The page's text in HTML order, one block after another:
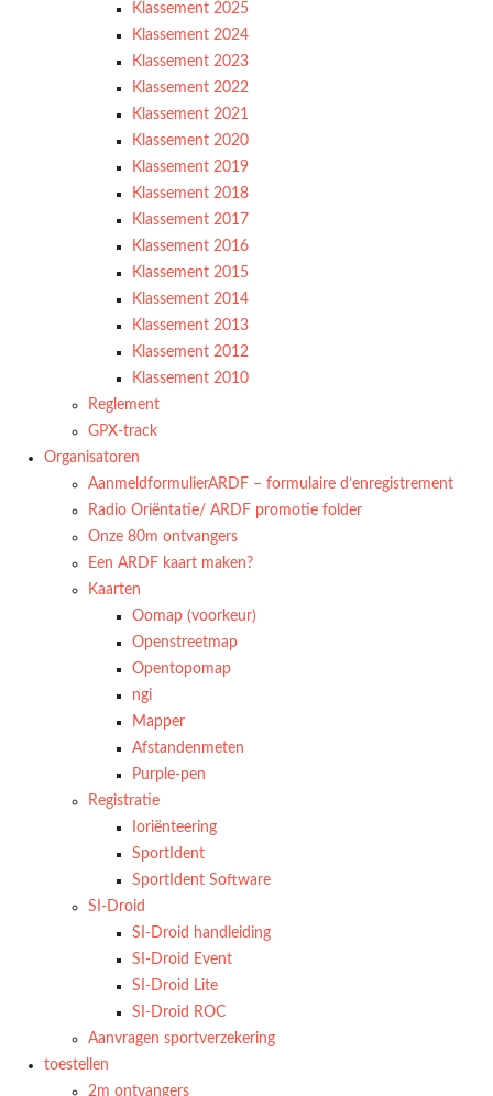
Klassement 2025
Klassement 2024
Klassement 2023
Klassement 2022
Klassement 2021
Klassement 2020
Klassement 2019
Klassement 2018
Klassement 2017
Klassement 2016
Klassement 2015
Klassement 2014
Klassement 2013
Klassement 2012
Klassement 2010
Reglement
GPX-track
Organisatoren
AanmeldformulierARDF – formulaire d’enregistrement
Radio Oriëntatie/ ARDF promotie folder
Onze 80m ontvangers
Een ARDF kaart maken?
Kaarten
Oomap (voorkeur)
Openstreetmap
Opentopomap
ngi
Mapper
Afstandenmeten
Purple-pen
Registratie
Ioriënteering
SportIdent
SportIdent Software
SI-Droid
SI-Droid handleiding
SI-Droid Event
SI-Droid Lite
SI-Droid ROC
Aanvragen sportverzekering
toestellen
2m ontvangers